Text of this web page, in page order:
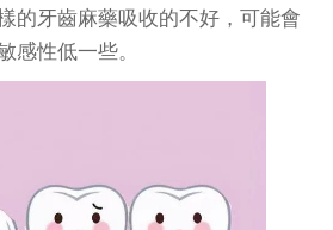
的牙齒麻藥吸收的不好，可能會
感性低一些。